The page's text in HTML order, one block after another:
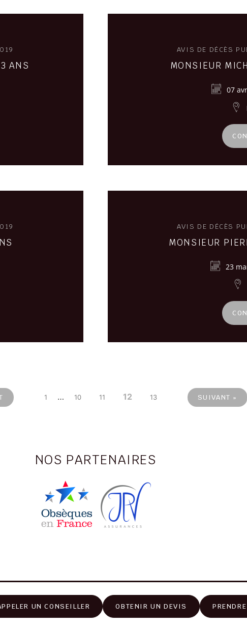
ANS
AVIS DE DÉCÈS
MONSIEUR
07
AVIS DE DÉCÈS
MONSIEUR
23
1 … 10 11 12 13 SUIVANT »
NOS PARTENAIRES
UN CONSEILLER OBTENIR UN DEVIS